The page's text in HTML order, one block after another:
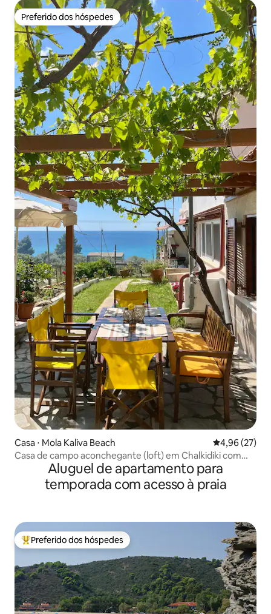
Preferido dos hóspedes
Preferido dos hóspedes
Casa ⋅ Mola Kaliva Beach 4,96 de uma
4,96 (27)
Casa de campo aconchegante (loft) em Chalkidiki com
vista para o mar
Aluguel de apartamento para
temporada com acesso à praia
Entre os melhores preferidos dos hóspedes
Preferido dos hóspedes